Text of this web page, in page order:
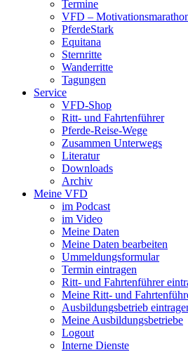
Termine
VFD –
PferdeStark
Equitana
Sternritte
Wanderritte
Tagungen
Service
VFD-Shop
Ritt- und Fahrtenführer
Pferde-Reise-Wege
Zusammen Unterwegs
Literatur
Downloads
Archiv
Meine VFD
im Podcast
im Video
Meine Daten
Meine Daten bearbeiten
Ummeldungsformular
Termin eintragen
Ritt- und Fahrtenführer
Meine Ritt- und
Ausbildungsbetrieb
Meine Ausbildungsbetriebe
Logout
Interne Dienste